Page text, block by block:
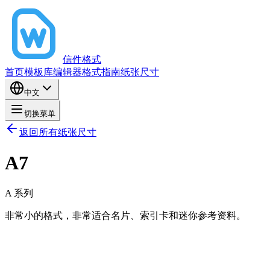
信件格式
首页模板库编辑器格式指南纸张尺寸
中文
切换菜单
返回所有纸张尺寸
A7
A 系列
非常小的格式，非常适合名片、索引卡和迷你参考资料。